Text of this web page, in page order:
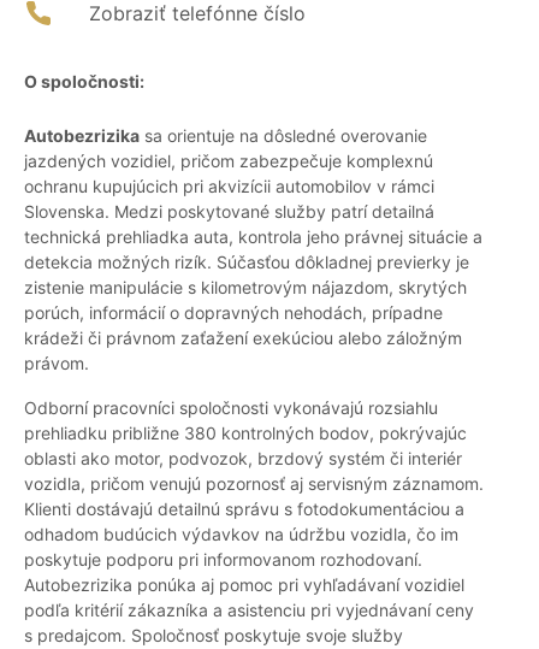
Zobraziť telefónne číslo
O spoločnosti:
Autobezrizika sa orientuje na dôsledné overovanie
jazdených vozidiel, pričom zabezpečuje komplexnú
ochranu kupujúcich pri akvizícii automobilov v rámci
Slovenska. Medzi poskytované služby patrí detailná
technická prehliadka auta, kontrola jeho právnej situácie a
detekcia možných rizík. Súčasťou dôkladnej previerky je
zistenie manipulácie s kilometrovým nájazdom, skrytých
porúch, informácií o dopravných nehodách, prípadne
krádeži či právnom zaťažení exekúciou alebo záložným
právom.
Odborní pracovníci spoločnosti vykonávajú rozsiahlu
prehliadku približne 380 kontrolných bodov, pokrývajúc
oblasti ako motor, podvozok, brzdový systém či interiér
vozidla, pričom venujú pozornosť aj servisným záznamom.
Klienti dostávajú detailnú správu s fotodokumentáciou a
odhadom budúcich výdavkov na údržbu vozidla, čo im
poskytuje podporu pri informovanom rozhodovaní.
Autobezrizika ponúka aj pomoc pri vyhľadávaní vozidiel
podľa kritérií zákazníka a asistenciu pri vyjednávaní ceny
s predajcom. Spoločnosť poskytuje svoje služby